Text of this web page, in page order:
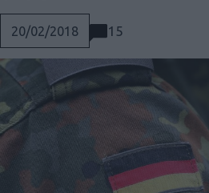
20/02/2018 15